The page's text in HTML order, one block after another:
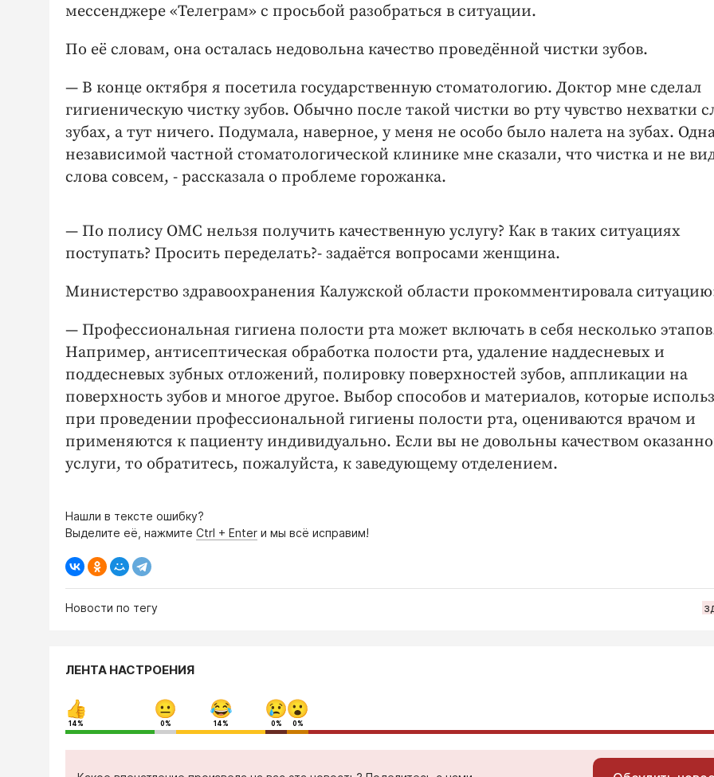
мессенджере «Телеграм» с просьбой разобраться в ситуации.
По её словам, она осталась недовольна качество проведённой чистки зубов.
— В конце октября я посетила государственную стоматологию. Доктор мне сделал
гигиеническую чистку зубов. Обычно после такой чистки во рту чувство нехватки
зубах, а тут ничего. Подумала, наверное, у меня не особо было налета на зубах.
независимой частной стоматологической клинике мне сказали, что чистка и не
слова совсем, - рассказала о проблеме горожанка.
— По полису ОМС нельзя получить качественную услугу? Как в таких ситуациях
поступать? Просить переделать?- задаётся вопросами женщина.
Министерство здравоохранения Калужской области прокомментировала
— Профессиональная гигиена полости рта может включать в себя несколько
Например, антисептическая обработка полости рта, удаление наддесневых и
поддесневых зубных отложений, полировку поверхностей зубов, аппликации на
поверхность зубов и многое другое. Выбор способов и материалов, которые
при проведении профессиональной гигиены полости рта, оцениваются врачом и
применяются к пациенту индивидуально. Если вы не довольны качеством
услуги, то обратитесь, пожалуйста, к заведующему отделением.
Нашли в тексте ошибку?
Выделите её, нажмите Ctrl + Enter и мы всё исправим!
Новости по тегу
ЛЕНТА НАСТРОЕНИЯ
14% 0% 14% 0% 0%